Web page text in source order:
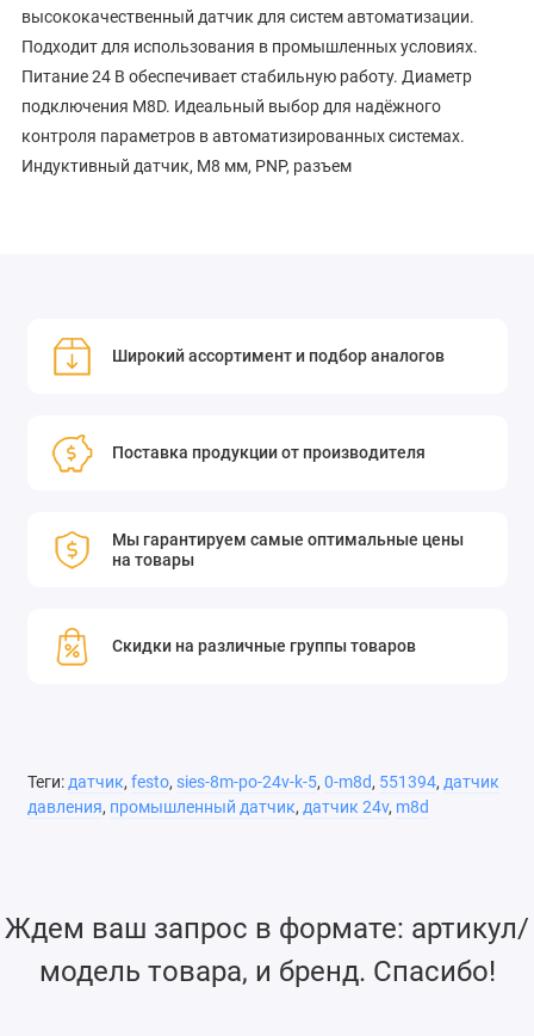
высококачественный датчик для систем автоматизации.
Подходит для использования в промышленных условиях.
Питание 24 В обеспечивает стабильную работу. Диаметр
подключения M8D. Идеальный выбор для надёжного
контроля параметров в автоматизированных системах.
Индуктивный датчик, M8 мм, PNP, разъем
Широкий ассортимент и подбор аналогов
Поставка продукции от производителя
Мы гарантируем самые оптимальные цены
на товары
Скидки на различные группы товаров
Теги:датчик, festo, sies-8m-po-24v-k-5, 0-m8d, 551394, датчик
давления, промышленный датчик, датчик 24v, m8d
Ждем ваш запрос в формате: артикул/
модель товара, и бренд. Спасибо!